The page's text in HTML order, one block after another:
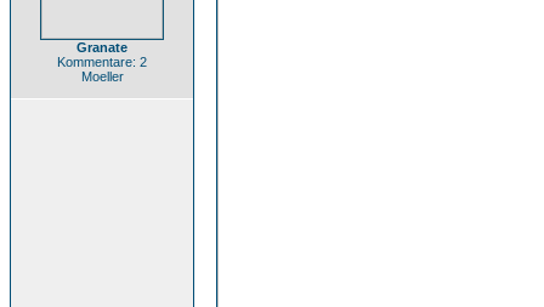
Granate
Kommentare: 2
Moeller